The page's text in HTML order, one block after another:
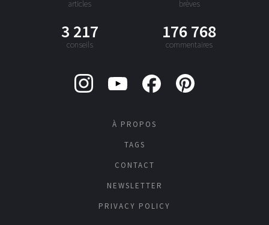
articles brèves
3 217
conseils
176 768
commentaires
À PROPOS
TAGS
CONTACT
NEWSLETTER
PRIVACY POLICY